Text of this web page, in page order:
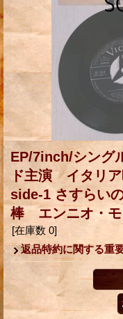
EP/7inch/シング
ド主演 イタリ
side-1 さすらい
棒 エンニオ・
[在庫数 0]
返品特約に関する重